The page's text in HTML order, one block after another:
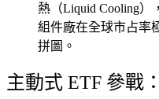
熱（Liquid Cooling
組件廠在全球市占率
拼圖。
主動式 ETF 參戰